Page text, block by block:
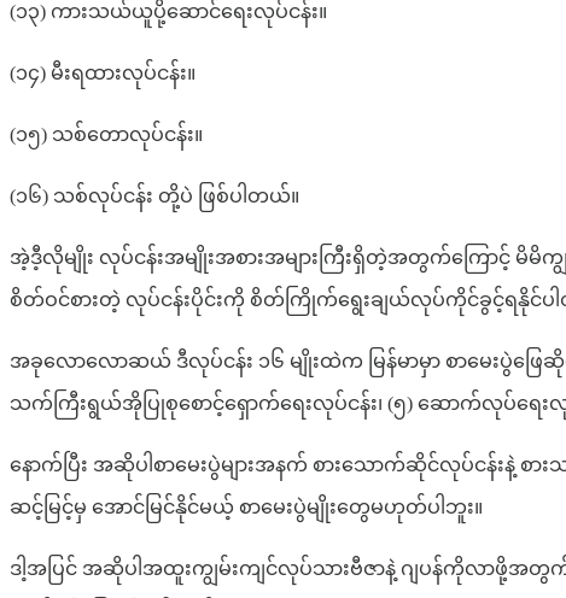
(၁၃) ကားသယ်ယူပို့ဆောင်ရေးလုပ်ငန်း။
(၁၄) မီးရထားလုပ်ငန်း။
(၁၅) သစ်တောလုပ်ငန်း။
(၁၆) သစ်လုပ်ငန်း တို့ပဲ ဖြစ်ပါတယ်။
အဲ့ဒီ့လိုမျိုး လုပ်ငန်းအမျိုးအစားအများကြီးရှိတဲ့အတွက်ကြောင့် မိမိ
စိတ်ဝင်စားတဲ့ လုပ်ငန်းပိုင်းကို စိတ်ကြိုက်ရွေးချယ်လုပ်ကိုင်ခွင့်ရနိုင်ပ
အခုလောလောဆယ် ဒီလုပ်ငန်း ၁၆ မျိုးထဲက မြန်မာမှာ စာမေးပွဲဖြ
သက်ကြီးရွယ်အိုပြုစုစောင့်ရှောက်ရေးလုပ်ငန်း၊ (၅) ဆောက်လုပ်ရေး
နောက်ပြီး အဆိုပါစာမေးပွဲများအနက် စားသောက်ဆိုင်လုပ်ငန်းနဲ့
ဆင့်မြင့်မှ အောင်မြင်နိုင်မယ့် စာမေးပွဲမျိုးတွေမဟုတ်ပါဘူး။
ဒါ့အပြင် အဆိုပါအထူးကျွမ်းကျင်လုပ်သားဗီဇာနဲ့ ဂျပန်ကိုလာဖို့